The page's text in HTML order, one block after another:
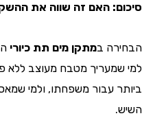
האם זה שווה את ההשקעה?
במתקן מים תת כיורי היא
מטבח מעוצב ללא
עבור משפחתו, ולמי שמאס